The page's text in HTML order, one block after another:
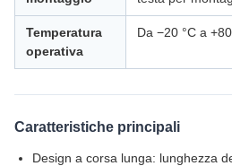
Temperatura
operativa
Da −20 °C a
Caratteristiche principali
Design a corsa lunga: lunghezza